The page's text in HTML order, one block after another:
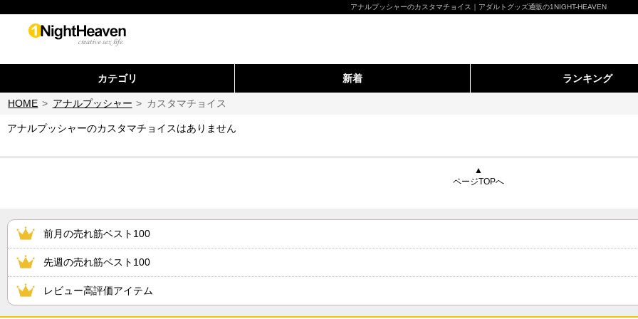
アナルプッシャーのカスタマチョイス｜アダルトグッズ通販の1NIGHT-HEAVEN
カテゴリ 新着 ランキング
HOME > アナルプッシャー > カスタマチョイス
アナルプッシャーのカスタマチョイスはありません
▲
ページTOPへ
前月の売れ筋ベスト100
先週の売れ筋ベスト100
レビュー高評価アイテム